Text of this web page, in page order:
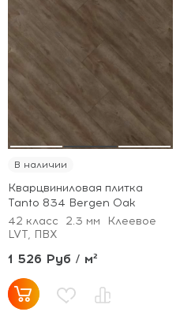
В наличии
Кварцвиниловая плитка
Tanto 834 Bergen Oak
42 класс
2.3 мм
Клеевое
LVT, ПВХ
1 526 Руб / м²